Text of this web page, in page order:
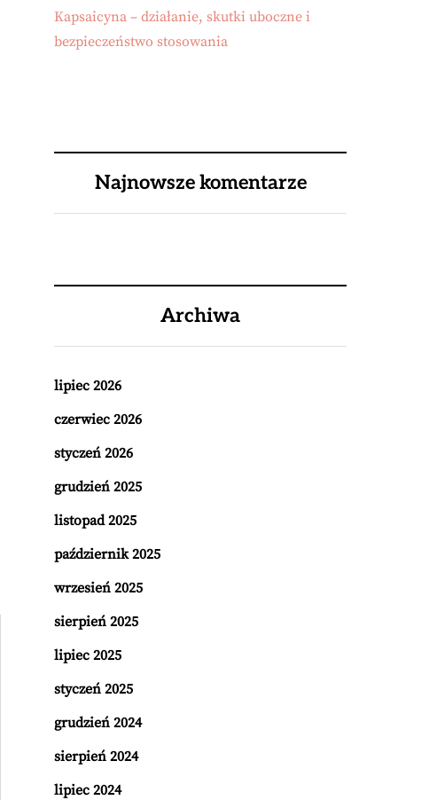
Kapsaicyna – działanie, skutki uboczne i
bezpieczeństwo stosowania
Najnowsze komentarze
Archiwa
lipiec 2026
czerwiec 2026
styczeń 2026
grudzień 2025
listopad 2025
październik 2025
wrzesień 2025
sierpień 2025
lipiec 2025
styczeń 2025
grudzień 2024
sierpień 2024
lipiec 2024